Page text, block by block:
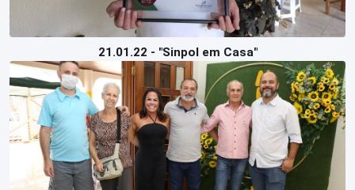
21.01.22 - "Sinpol em Casa"